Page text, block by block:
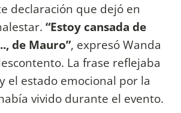
declaración que dejó en
“Estoy cansada de
de Mauro”, expresó Wanda
La frase reflejaba
el estado emocional por la
vivido durante el evento.